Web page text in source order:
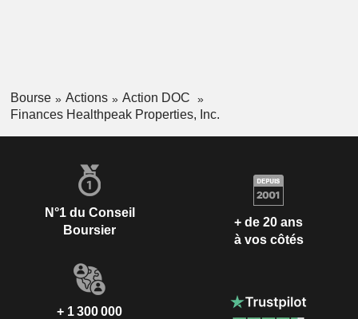
Bourse Actions
Action DOC
Finances Healthpeak Properties, Inc.
N°1 du Conseil
Boursier
+ de 20 ans
à vos côtés
+ 1 300 000